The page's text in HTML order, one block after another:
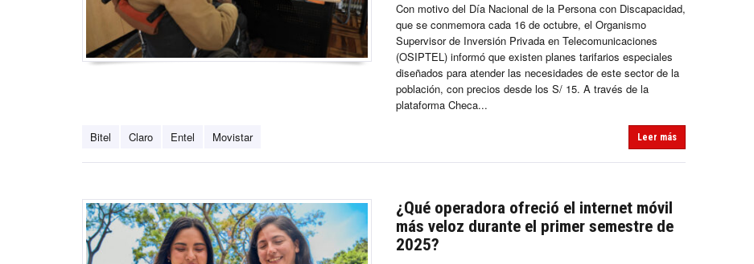
Con motivo del Día Nacional de la Persona con Discapacidad,
que se conmemora cada 16 de octubre, el Organismo
Supervisor de Inversión Privada en Telecomunicaciones
(OSIPTEL) informó que existen planes tarifarios especiales
diseñados para atender las necesidades de este sector de la
población, con precios desde los S/ 15. A través de la
plataforma Checa...
Bitel Claro Entel Movistar Leer más
¿Qué operadora ofreció el internet móvil
más veloz durante el primer semestre de
2025?